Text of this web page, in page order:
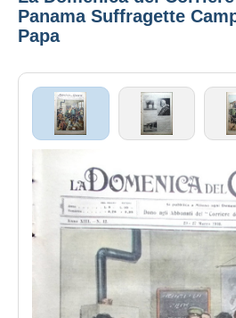
Panama Suffragette
Papa